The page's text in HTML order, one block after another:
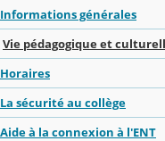
Informations générales
Vie pédagogique et
Horaires
La sécurité au collège
Aide à la connexion à l'ENT